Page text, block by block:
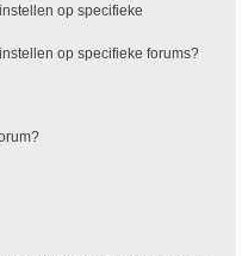
op specifieke
op specifieke forums?